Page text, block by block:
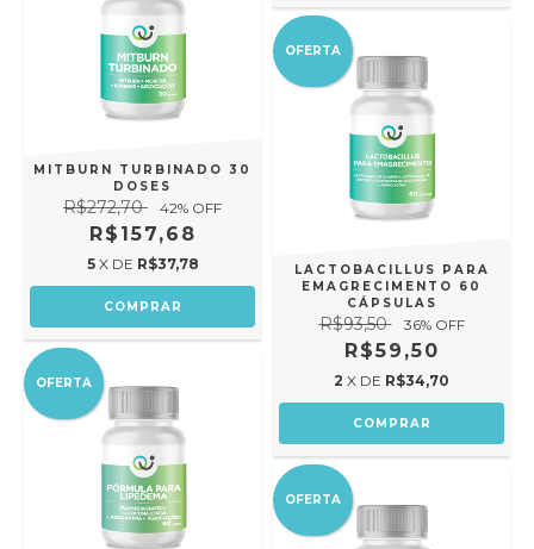
MITBURN TURBINADO 30
DOSES
R$272,70 42% OFF
R$157,68
5 X DE R$37,78
OFERTA
LACTOBACILLUS PARA
EMAGRECIMENTO 60
CÁPSULAS
R$93,50 36% OFF
R$59,50
2 X DE R$34,70
OFERTA
OFERTA